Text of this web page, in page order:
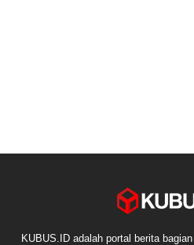
KUBUS.ID adalah portal berita